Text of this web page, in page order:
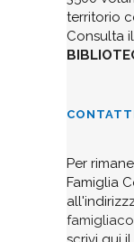
territorio
Consulta il
Per
Famiglia